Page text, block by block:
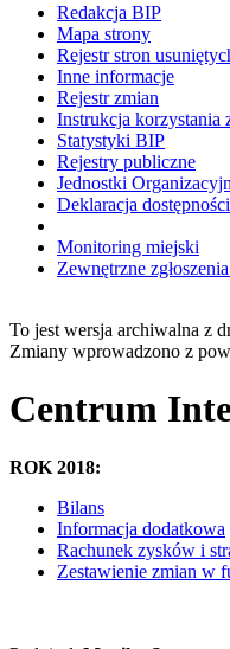
Redakcja BIP
Mapa strony
Rejestr stron
Inne informacje
Rejestr zmian
Instrukcja korzystania
Statystyki BIP
Rejestry publiczne
Jednostki
Deklaracja dostępności
Monitoring miejski
Zewnętrzne
To jest wersja archiwalna z
Zmiany wprowadzono z
Centrum
ROK 2018:
Bilans
Informacja dodatkowa
Rachunek zysków i
Zestawienie zmian w